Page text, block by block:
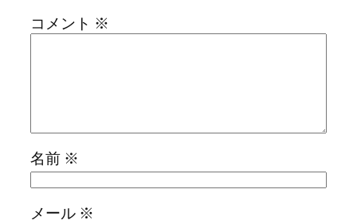
コメント ※
名前 ※
メール ※